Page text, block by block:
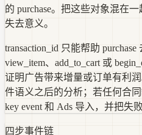
的 purchase。把这些对象混在
失去意义。
transaction_id 只能帮助
view_item、add_to_cart 或
证明广告带来增量或订单有利
件语义之后的分析；若任何合
key event 和 Ads 导入，并把失
四步事件链